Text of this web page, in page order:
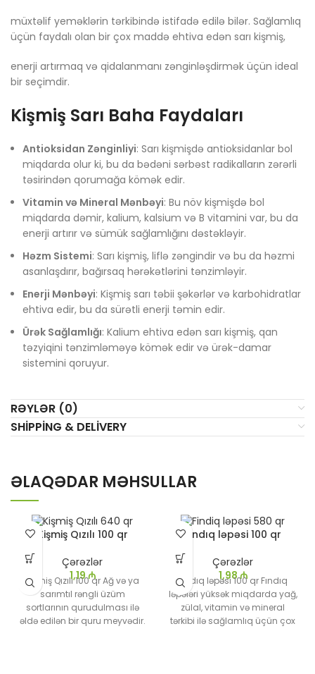
müxtəlif yeməklərin tərkibində istifadə edilə bilər. Sağlamlıq
üçün faydalı olan bir çox maddə ehtiva edən sarı kişmiş,
enerji artırmaq və qidalanmanı zənginləşdirmək üçün ideal
bir seçimdir.
Kişmiş Sarı Baha Faydaları
Antioksidan Zənginliyi: Sarı kişmişdə antioksidanlar bol
miqdarda olur ki, bu da bədəni sərbəst radikalların zərərli
təsirindən qorumağa kömək edir.
Vitamin və Mineral Mənbəyi: Bu növ kişmişdə bol
miqdarda dəmir, kalium, kalsium və B vitamini var, bu da
enerji artırır və sümük sağlamlığını dəstəkləyir.
Həzm Sistemi: Sarı kişmiş, liflə zəngindir və bu da həzmi
asanlaşdırır, bağırsaq hərəkətlərini tənzimləyir.
Enerji Mənbəyi: Kişmiş sarı təbii şəkərlər və karbohidratlar
ehtiva edir, bu da sürətli enerji təmin edir.
Ürək Sağlamlığı: Kalium ehtiva edən sarı kişmiş, qan
təzyiqini tənzimləməyə kömək edir və ürək-damar
sistemini qoruyur.
RƏYLƏR (0)
SHIPPING & DELIVERY
ƏLAQƏDAR MƏHSULLAR
Kişmiş Qızılı 100 qr
Çərəzlər
1,19₼
Kişmiş Qızılı 100 qr Ağ və ya
sarımtıl rəngli üzüm
sortlarının qurudulması ilə
əldə edilən bir quru meyvədir.
Fındıq ləpəsi 100 qr
Çərəzlər
1,98₼
Fındıq ləpəsi 100 qr Fındıq
ləpələri yüksək miqdarda yağ,
zülal, vitamin və mineral
tərkibi ilə sağlamlıq üçün çox